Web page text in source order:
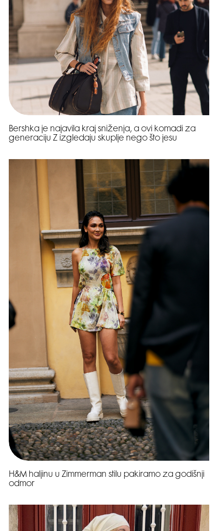
Bershka je najavila kraj sniženja, a ovi komadi za
generaciju Z izgledaju skuplje nego što jesu
H&M haljinu u Zimmerman stilu pakiramo za godišnji
odmor